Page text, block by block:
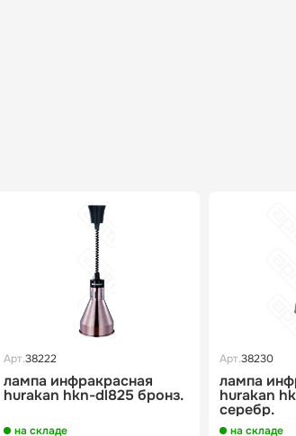
Арт.38222
лампа инфракрасная
hurakan hkn-dl825 бронз.
на складе
Арт.38230
лампа
hurakan
серебр.
на складе